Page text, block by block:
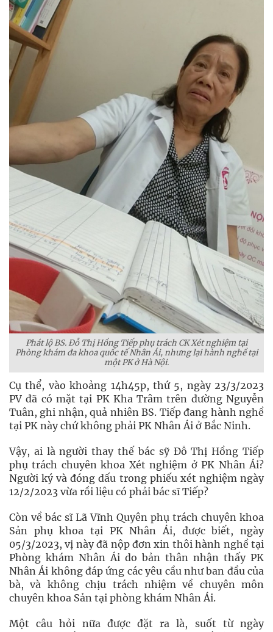
Phát lộ BS. Đỗ Thị Hồng Tiếp phụ trách CK Xét nghiệm tại
Phòng khám đa khoa quốc tế Nhân Ái, nhưng lại hành nghề tại
một PK ở Hà Nội.
Cụ thể, vào khoảng 14h45p, thứ 5, ngày 23/3/2023
PV đã có mặt tại PK Kha Trâm trên đường Nguyễn
Tuân, ghi nhận, quả nhiên BS. Tiếp đang hành nghề
tại PK này chứ không phải PK Nhân Ái ở Bắc Ninh.
Vậy, ai là người thay thế bác sỹ Đỗ Thị Hồng Tiếp
phụ trách chuyên khoa Xét nghiệm ở PK Nhân Ái?
Người ký và đóng dấu trong phiếu xét nghiệm ngày
12/2/2023 vừa rồi liệu có phải bác sĩ Tiếp?
Còn về bác sĩ Lã Vĩnh Quyên phụ trách chuyên khoa
Sản phụ khoa tại PK Nhân Ái, được biết, ngày
05/3/2023, vị này đã nộp đơn xin thôi hành nghề tại
Phòng khám Nhân Ái do bản thân nhận thấy PK
Nhân Ái không đáp ứng các yêu cầu như ban đầu của
bà, và không chịu trách nhiệm về chuyên môn
chuyên khoa Sản tại phòng khám Nhân Ái.
Một câu hỏi nữa được đặt ra là, suốt từ ngày